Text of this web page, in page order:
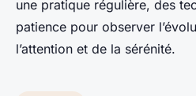
une pratique régulière, des
patience pour observer
l’attention et de la sérénité.